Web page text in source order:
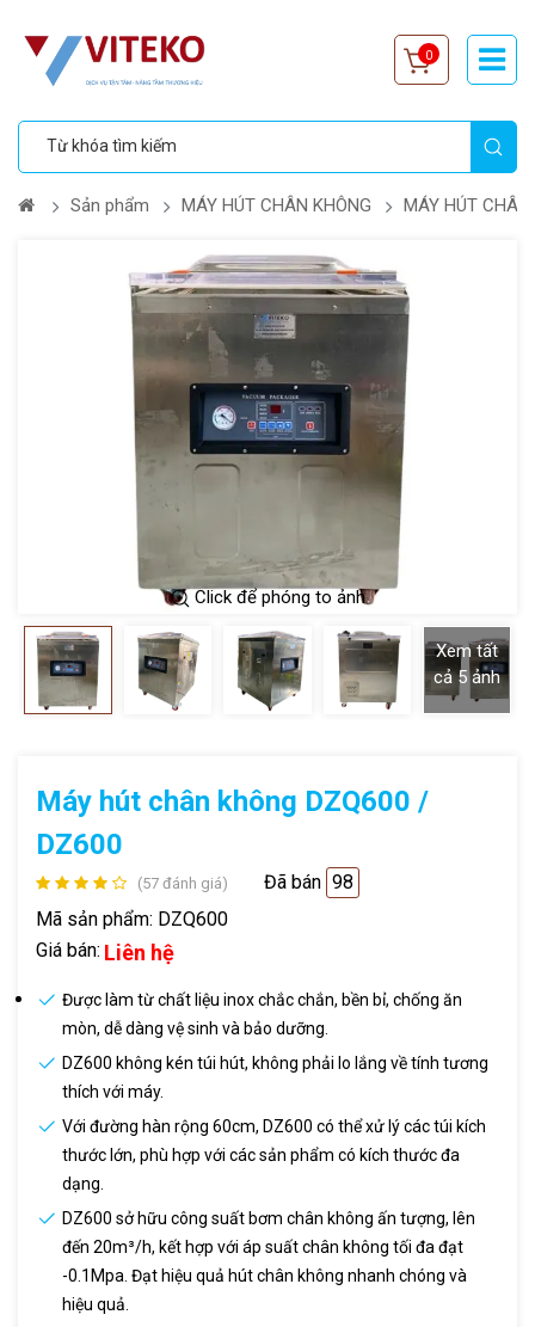
0
Sản phẩm MÁY HÚT CHÂN KHÔNG MÁY HÚT CHÂN
Click để phóng to ảnh
Xem tất
cả5 ảnh
Máy hút chân không DZQ600 /
DZ600
(57 đánh giá) Đã bán 98
Mã sản phẩm: DZQ600
Giá bán: Liên hệ
Được làm từ chất liệu inox chắc chắn, bền bỉ, chống ăn
mòn, dễ dàng vệ sinh và bảo dưỡng.
DZ600 không kén túi hút, không phải lo lắng về tính tương
thích với máy.
Với đường hàn rộng 60cm, DZ600 có thể xử lý các túi kích
thước lớn, phù hợp với các sản phẩm có kích thước đa
dạng.
DZ600 sở hữu công suất bơm chân không ấn tượng, lên
đến 20m³/h, kết hợp với áp suất chân không tối đa đạt
-0.1Mpa. Đạt hiệu quả hút chân không nhanh chóng và
hiệu quả.